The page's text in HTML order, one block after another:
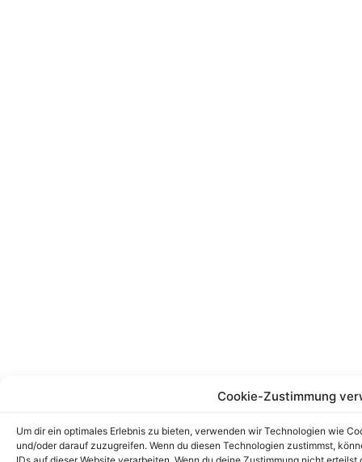
Cookie-Zustimmung
Um dir ein optimales Erlebnis zu bieten, verwenden wir Technologien wie
und/oder darauf zuzugreifen. Wenn du diesen Technologien zustimmst,